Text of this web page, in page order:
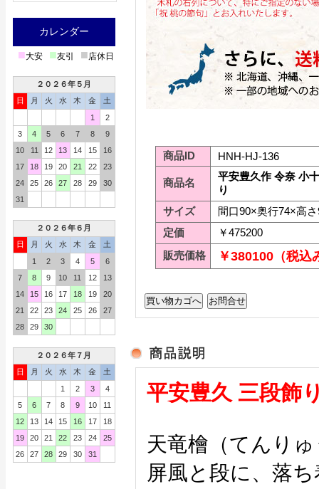
カレンダー
■大安 ■友引 ■店休日
２０２６年５月
日
月 火 水 木 金
土
1
2
3
4 5 6 7 8
9
10
11 12 13 14 15
16
17
18 19 20 21 22
23
24
25 26 27 28 29
30
31
２０２６年６月
日
月 火 水 木 金
土
1
2 3 4 5
6
7
8 9 10 11 12
13
14
15 16 17 18 19
20
21
22 23 24 25 26
27
28
29 30
２０２６年７月
日
月 火 水 木 金
土
1
2 3
4
5
6 7 8 9 10
11
12
13 14 15 16 17
18
19
20 21 22 23 24
25
26
27 28 29 30 31
商品ID HNH-HJ-136
商品名
平安豊久作 令奈 小
り
サイズ
間口90×奥行74×高
定価
￥475200
販売価格
￥380100（税込
平安豊久 三段飾
天竜檜（てんり
屏風と段に、落